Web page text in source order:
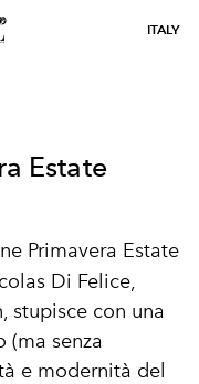
ITALY
Estate
Primavera Estate
Di Felice,
stupisce con una
(ma senza
e modernità del